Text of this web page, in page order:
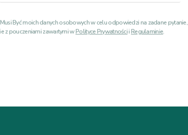
Być moich danych osobowych w celu odpowiedzi na zadane pytanie,
z pouczeniami zawartymi wPolityce PrywatnościiRegulaminie.